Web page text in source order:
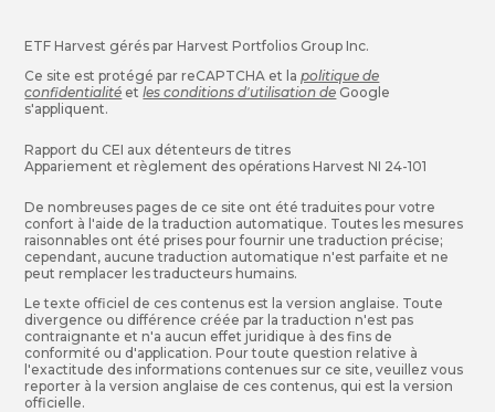
ETF Harvest gérés par Harvest Portfolios Group Inc.
Ce site est protégé par reCAPTCHA et lapolitique de
confidentialité etles conditions d'utilisation de Google
s'appliquent.
Rapport du CEI aux détenteurs de titres
Appariement et règlement des opérations Harvest NI 24-101
De nombreuses pages de ce site ont été traduites pour votre
confort à l'aide de la traduction automatique. Toutes les mesures
raisonnables ont été prises pour fournir une traduction précise;
cependant, aucune traduction automatique n'est parfaite et ne
peut remplacer les traducteurs humains.
Le texte officiel de ces contenus est la version anglaise. Toute
divergence ou différence créée par la traduction n'est pas
contraignante et n'a aucun effet juridique à des fins de
conformité ou d'application. Pour toute question relative à
l'exactitude des informations contenues sur ce site, veuillez vous
reporter à la version anglaise de ces contenus, qui est la version
officielle.